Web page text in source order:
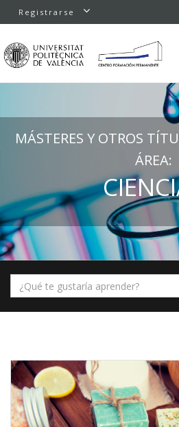
Registrarse
MÁSTERES Y OTROS
ÁREA: